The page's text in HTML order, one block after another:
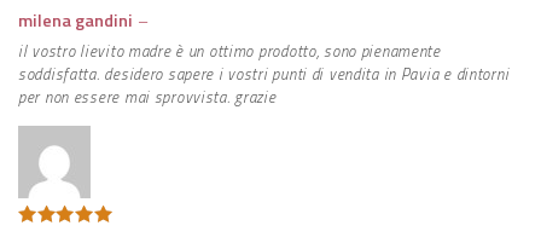
su 5
milena gandini –
il vostro lievito madre è un ottimo prodotto, sono pienamente
soddisfatta. desidero sapere i vostri punti di vendita in Pavia e dintorni
per non essere mai sprovvista. grazie